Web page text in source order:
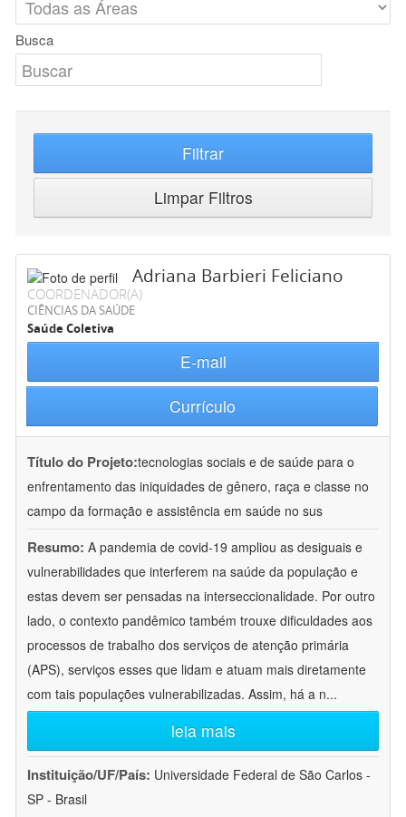
Busca
Filtrar
Limpar Filtros
Adriana Barbieri Feliciano
COORDENADOR(A)
CIÊNCIAS DA SAÚDE
Saúde Coletiva
E-mail
Currículo
Título do Projeto:tecnologias sociais e de saúde para o
enfrentamento das iniquidades de gênero, raça e classe no
campo da formação e assistência em saúde no sus
Resumo: A pandemia de covid-19 ampliou as desiguais e
vulnerabilidades que interferem na saúde da população e
estas devem ser pensadas na interseccionalidade. Por outro
lado, o contexto pandêmico também trouxe dificuldades aos
processos de trabalho dos serviços de atenção primária
(APS), serviços esses que lidam e atuam mais diretamente
com tais populações vulnerabilizadas. Assim, há a n...
leia mais
Instituição/UF/País: Universidade Federal de São Carlos -
SP - Brasil